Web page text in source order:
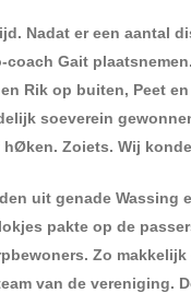
Nadat er een aantal
coach Gait
en Rik op buiten, Peet
soeverein
hØken. Zoiets. Wij
uit genade Wassing
pakte op de
Zo
van de vereniging.